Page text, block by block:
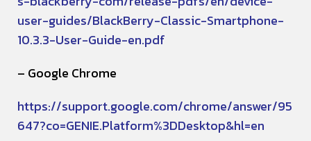
user-guides/BlackBerry-Classic-Smartphone-
10.3.3-User-Guide-en.pdf
– Google Chrome
https://support.google.com/chrome/answer/95
647?co=GENIE.Platform%3DDesktop&hl=en